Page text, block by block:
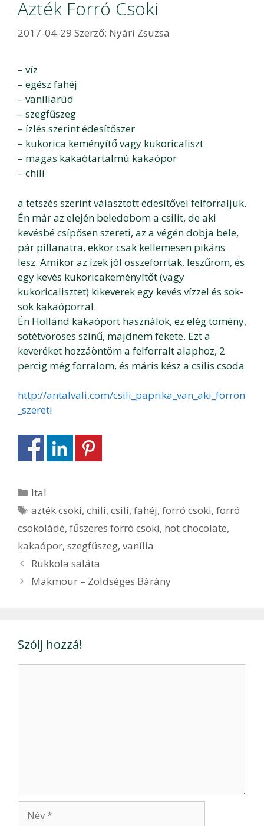
Azték Forró Csoki
2017-04-29 Szerző: Nyári Zsuzsa
– víz
– egész fahéj
– vaníliarúd
– szegfűszeg
– ízlés szerint édesítőszer
– kukorica keményítő vagy kukoricaliszt
– magas kakaótartalmú kakaópor
– chili
a tetszés szerint választott édesítővel felforraljuk.
Én már az elején beledobom a csilit, de aki
kevésbé csípősen szereti, az a végén dobja bele,
pár pillanatra, ekkor csak kellemesen pikáns
lesz. Amikor az ízek jól összeforrtak, leszűröm, és
egy kevés kukoricakeményítőt (vagy
kukoricalisztet) kikeverek egy kevés vízzel és sok-
sok kakaóporral.
Én Holland kakaóport használok, ez elég tömény,
sötétvöröses színű, majdnem fekete. Ezt a
keveréket hozzáöntöm a felforralt alaphoz, 2
percig még forralom, és máris kész a csilis csoda
http://antalvali.com/csili_paprika_van_aki_forron
_szereti
Kategória
Ital
Címkék
azték csoki,chili,csili,fahéj,forró csoki,forró
csokoládé, fűszeres forró csoki, hot chocolate,
kakaópor, szegfűszeg, vanília
Bejegyzés
navigáció
Rukkola saláta
Makmour – Zöldséges Bárány
Szólj hozzá!